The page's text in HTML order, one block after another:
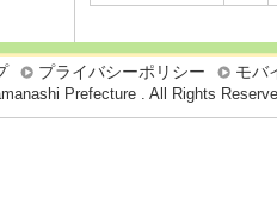
プライバシーポリシー モバ
Prefecture . All Rights